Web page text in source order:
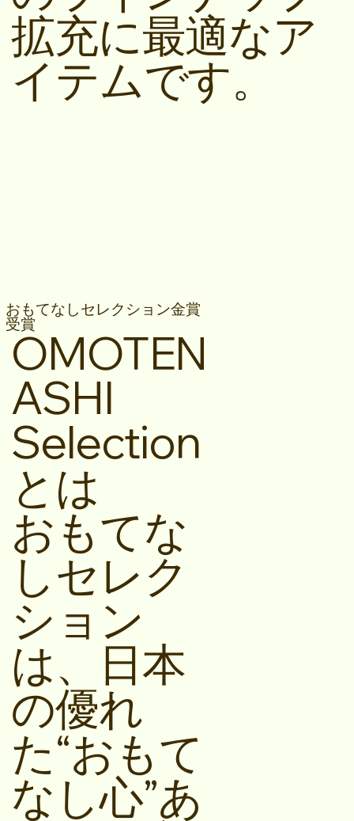
拡充に最適なア
イテムです。
おもてなしセレクション金賞
受賞
OMOTEN
ASHI
Selection
とは
おもてな
しセレク
ション
は、日本
の優れ
た“おもて
なし心”あ